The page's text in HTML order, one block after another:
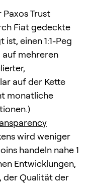
Paxos Trust
Fiat gedeckte
einen 1:1-Peg
auf mehreren
auf der Kette
monatliche
wird weniger
handeln nahe 1
Entwicklungen,
der Qualität der